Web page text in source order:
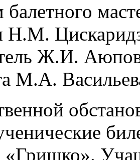
Н.М.
Ж.И.
М.А.